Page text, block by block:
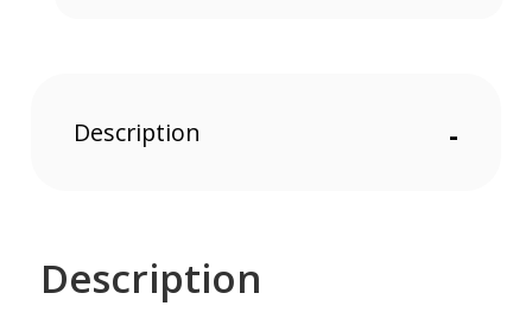
Description -
Description